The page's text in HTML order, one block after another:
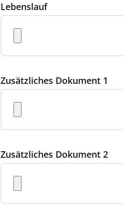
Lebenslauf
Zusätzliches Dokument 1
Zusätzliches Dokument 2